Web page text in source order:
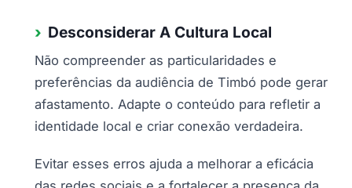
Desconsiderar A Cultura Local
Não compreender as particularidades e
preferências da audiência de Timbó pode gerar
afastamento. Adapte o conteúdo para refletir a
identidade local e criar conexão verdadeira.
Evitar esses erros ajuda a melhorar a eficácia